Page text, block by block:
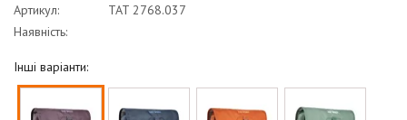
Артикул:
TAT 2768.037
Наявність:
Інші варіанти: